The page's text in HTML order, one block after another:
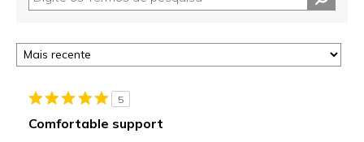
5
Comfortable support